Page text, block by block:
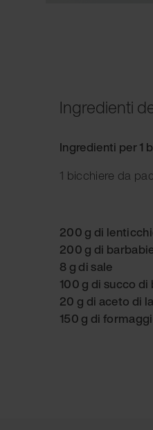
Ingredienti
Ingredienti per 1
1 bicchiere da
200 g di
200 g di
8 g di sale
100 g di succo
20 g di aceto di
150 g di